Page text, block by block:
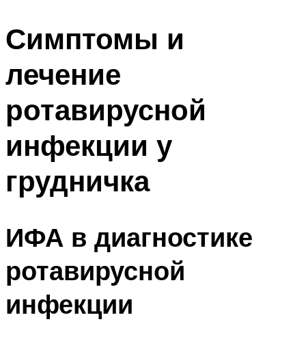
Симптомы и
лечение
ротавирусной
инфекции у
грудничка
ИФА в диагностике
ротавирусной
инфекции